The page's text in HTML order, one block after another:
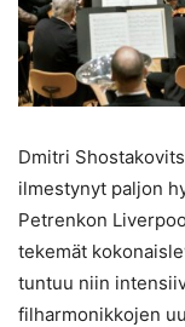
Dmitri
ilmestynyt paljon
Petrenkon
tekemät
tuntuu niin
filharmonikkojen